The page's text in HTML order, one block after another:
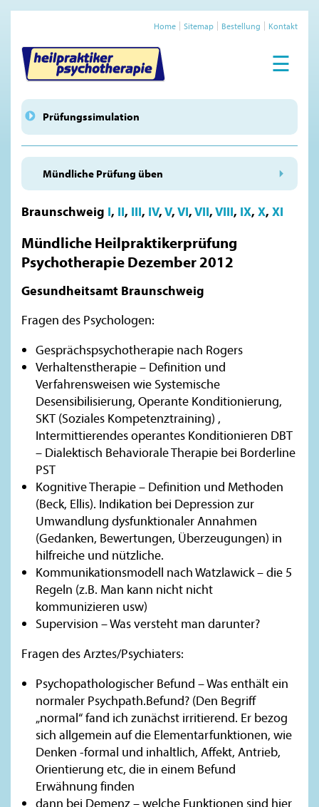
Home Sitemap Bestellung Kontakt
☰
Prüfungssimulation
Mündliche Prüfung üben
Braunschweig I, II, III, IV,V,VI,VII,VIII, IX, X, XI
Mündliche Heilpraktikerprüfung
Psychotherapie Dezember 2012
Gesundheitsamt Braunschweig
Fragen des Psychologen:
Gesprächspsychotherapie nach Rogers
Verhaltenstherapie – Definition und
Verfahrensweisen wie Systemische
Desensibilisierung, Operante Konditionierung,
SKT (Soziales Kompetenztraining) ,
Intermittierendes operantes Konditionieren DBT
– Dialektisch Behaviorale Therapie bei Borderline
PST
Kognitive Therapie – Definition und Methoden
(Beck, Ellis). Indikation bei Depression zur
Umwandlung dysfunktionaler Annahmen
(Gedanken, Bewertungen, Überzeugungen) in
hilfreiche und nützliche.
Kommunikationsmodell nach Watzlawick – die 5
Regeln (z.B. Man kann nicht nicht
kommunizieren usw)
Supervision – Was versteht man darunter?
Fragen des Arztes/Psychiaters:
Psychopathologischer Befund – Was enthält ein
normaler Psychpath.Befund? (Den Begriff
„normal“ fand ich zunächst irritierend. Er bezog
sich allgemein auf die Elementarfunktionen, wie
Denken -formal und inhaltlich, Affekt, Antrieb,
Orientierung etc, die in einem Befund
Erwähnung finden
dann bei Demenz – welche Funktionen sind hier